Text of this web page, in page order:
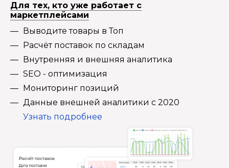
Для тех, кто уже работает с
маркетплейсами
Выводите товары в Топ
Расчёт поставок по складам
Внутренняя и внешняя аналитика
SEO - оптимизация
Мониторинг позиций
Данные внешней аналитики с 2020
Узнать подробнее